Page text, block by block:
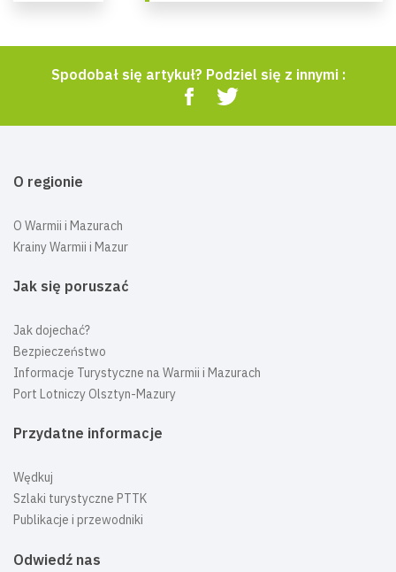
Spodobał się artykuł? Podziel się z innymi :
O regionie
O Warmii i Mazurach
Krainy Warmii i Mazur
Jak się poruszać
Jak dojechać?
Bezpieczeństwo
Informacje Turystyczne na Warmii i Mazurach
Port Lotniczy Olsztyn-Mazury
Przydatne informacje
Wędkuj
Szlaki turystyczne PTTK
Publikacje i przewodniki
Odwiedź nas